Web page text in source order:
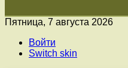
Пятница, 7 августа 2026
Войти
Switch skin